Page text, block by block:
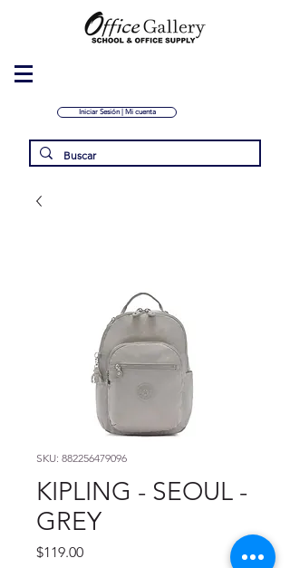
Iniciar Sesión | Mi cuenta
SKU: 882256479096
KIPLING - SEOUL -
GREY
$119.00Precio